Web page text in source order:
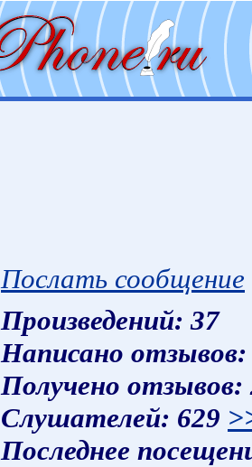
Послать сообщение
Произведений: 37
Написано
Получено
Слушателей: 629
Последнее